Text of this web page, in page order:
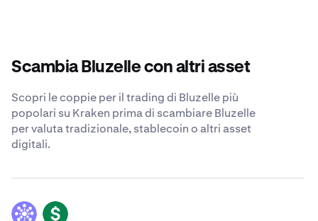
Scambia Bluzelle con altri asset
Scopri le coppie per il trading di Bluzelle più
popolari su Kraken prima di scambiare Bluzelle
per valuta tradizionale, stablecoin o altri asset
digitali.
BLZ USD